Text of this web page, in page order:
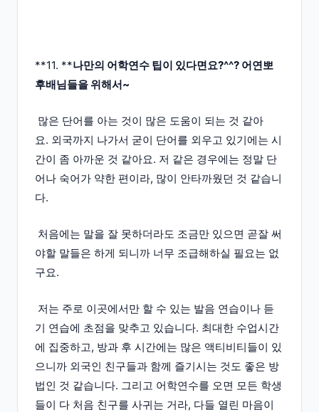
**11. **나만의 어학연수 팁이 있다면요?^^? 어연뽀
후배님들을 위해서~
많은 단어를 아는 것이 많은 도움이 되는 것 같아
요. 외국까지 나가서 굳이 단어를 외우고 있기에는 시
간이 좀 아까운 것 같아요. 저 같은 경우에는 정말 단
어나 숙어가 약한 편이라, 많이 안타까웠던 것 같습니
다.
처음에는 말을 잘 못하더라도 조금만 있으면 곧잘 써
야할 말들은 하게 되니까 너무 조급해하실 필요는 없
구요.
저는 주로 이곳에서만 할 수 있는 발음 연습이나 듣
기 연습에 초점을 맞추고 있습니다. 최대한 수업시간
에 집중하고, 방과 후 시간에는 많은 액티비티들이 있
으니까 외국인 친구들과 함께 즐기시는 것도 좋은 방
법인 것 같습니다. 그리고 어학연수를 오면 모든 학생
들이 다 처음 친구를 사귀는 거라, 다들 열린 마음이